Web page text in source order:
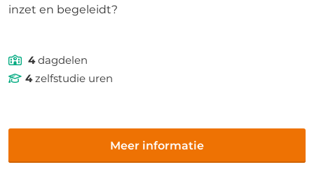
inzet en begeleidt?
4dagdelen
4zelfstudie uren
Meer informatie